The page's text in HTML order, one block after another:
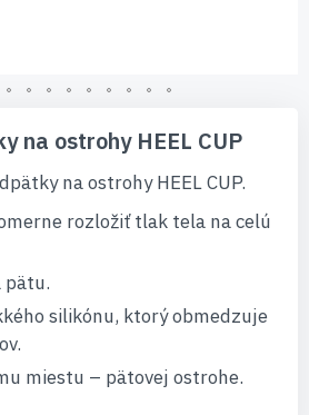
na ostrohy HEEL CUP
na ostrohy HEEL CUP.
rozložiť tlak tela na celú
pätu.
silikónu, ktorý obmedzuje
miestu – pätovej ostrohe.